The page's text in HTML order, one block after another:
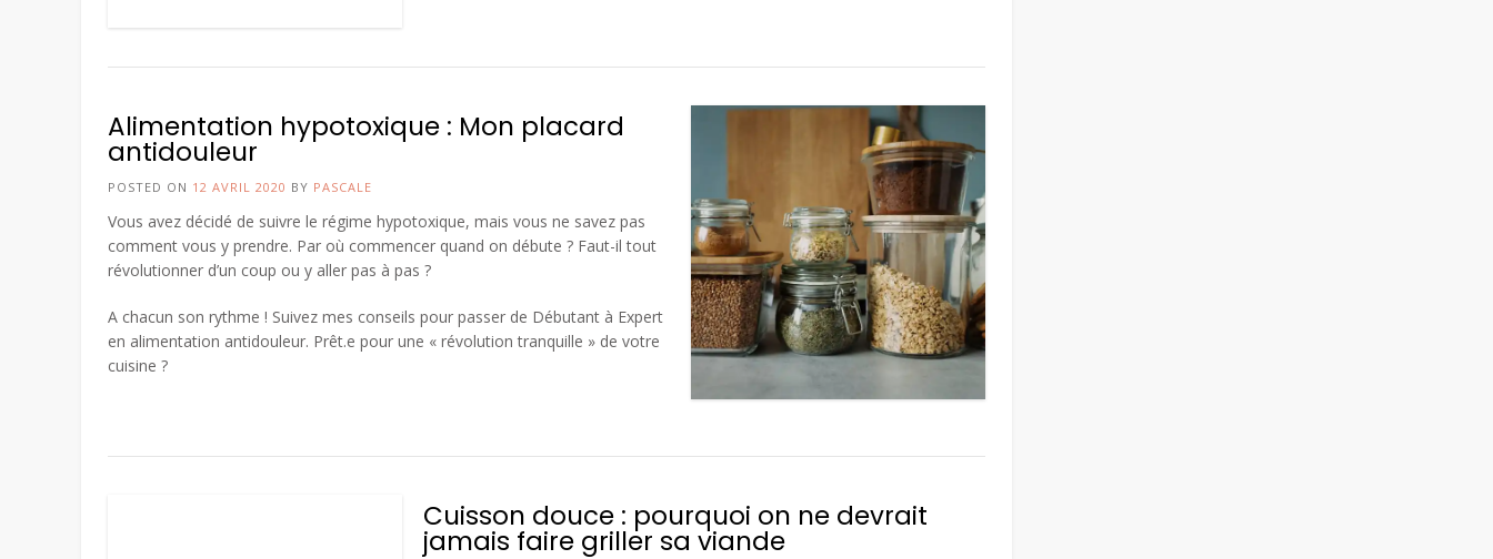
Alimentation hypotoxique : Mon placard
antidouleur
POSTED ON 12 AVRIL 2020 BY PASCALE
Vous avez décidé de suivre le régime hypotoxique, mais vous ne savez pas
comment vous y prendre. Par où commencer quand on débute ? Faut-il tout
révolutionner d’un coup ou y aller pas à pas ?
A chacun son rythme ! Suivez mes conseils pour passer de Débutant à Expert
en alimentation antidouleur. Prêt.e pour une « révolution tranquille » de votre
cuisine ?
Cuisson douce : pourquoi on ne devrait
jamais faire griller sa viande